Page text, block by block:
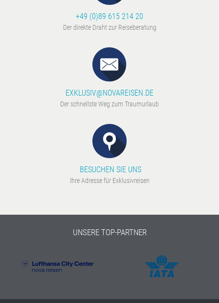
+49 (0)89 615 214 20
Der direkte Draht zur Reiseberatung
EXKLUSIV@NOVAREISEN.DE
Der schnellste Weg zum Traumurlaub
BESUCHEN SIE UNS
Ihre Adresse für Exklusivreisen
UNSERE TOP-PARTNER